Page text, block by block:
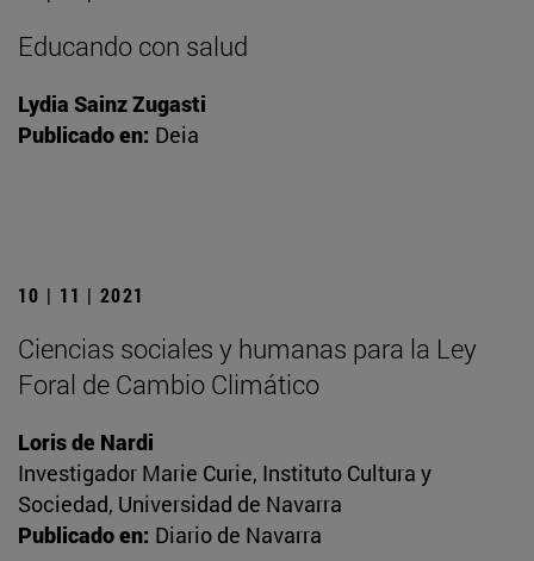
Educando con salud
Lydia Sainz Zugasti
Publicado en: Deia
10 | 11 | 2021
Ciencias sociales y humanas para la Ley
Foral de Cambio Climático
Loris de Nardi
Investigador Marie Curie, Instituto Cultura y
Sociedad, Universidad de Navarra
Publicado en: Diario de Navarra